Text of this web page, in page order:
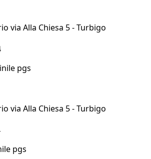
via Alla Chiesa 5 - Turbigo
pgs
via Alla Chiesa 5 - Turbigo
pgs